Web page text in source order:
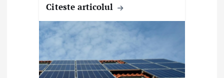
Citeste articolul